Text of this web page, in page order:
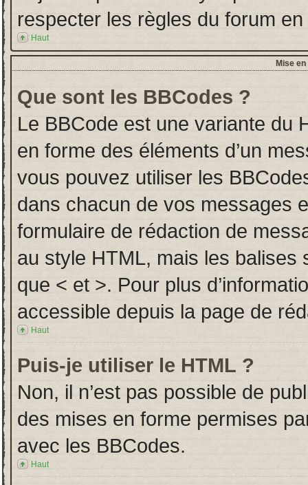
respecter les règles du forum
Haut
Mise
Que sont les BBCodes ?
Le BBCode est une variante du
en forme des éléments d’un
vous pouvez utiliser les
dans chacun de vos messages
formulaire de rédaction de
au style HTML, mais les
que < et >. Pour plus
accessible depuis la page de
Haut
Puis-je utiliser le HTML ?
Non, il n’est pas possible de
des mises en forme permises
avec les BBCodes.
Haut